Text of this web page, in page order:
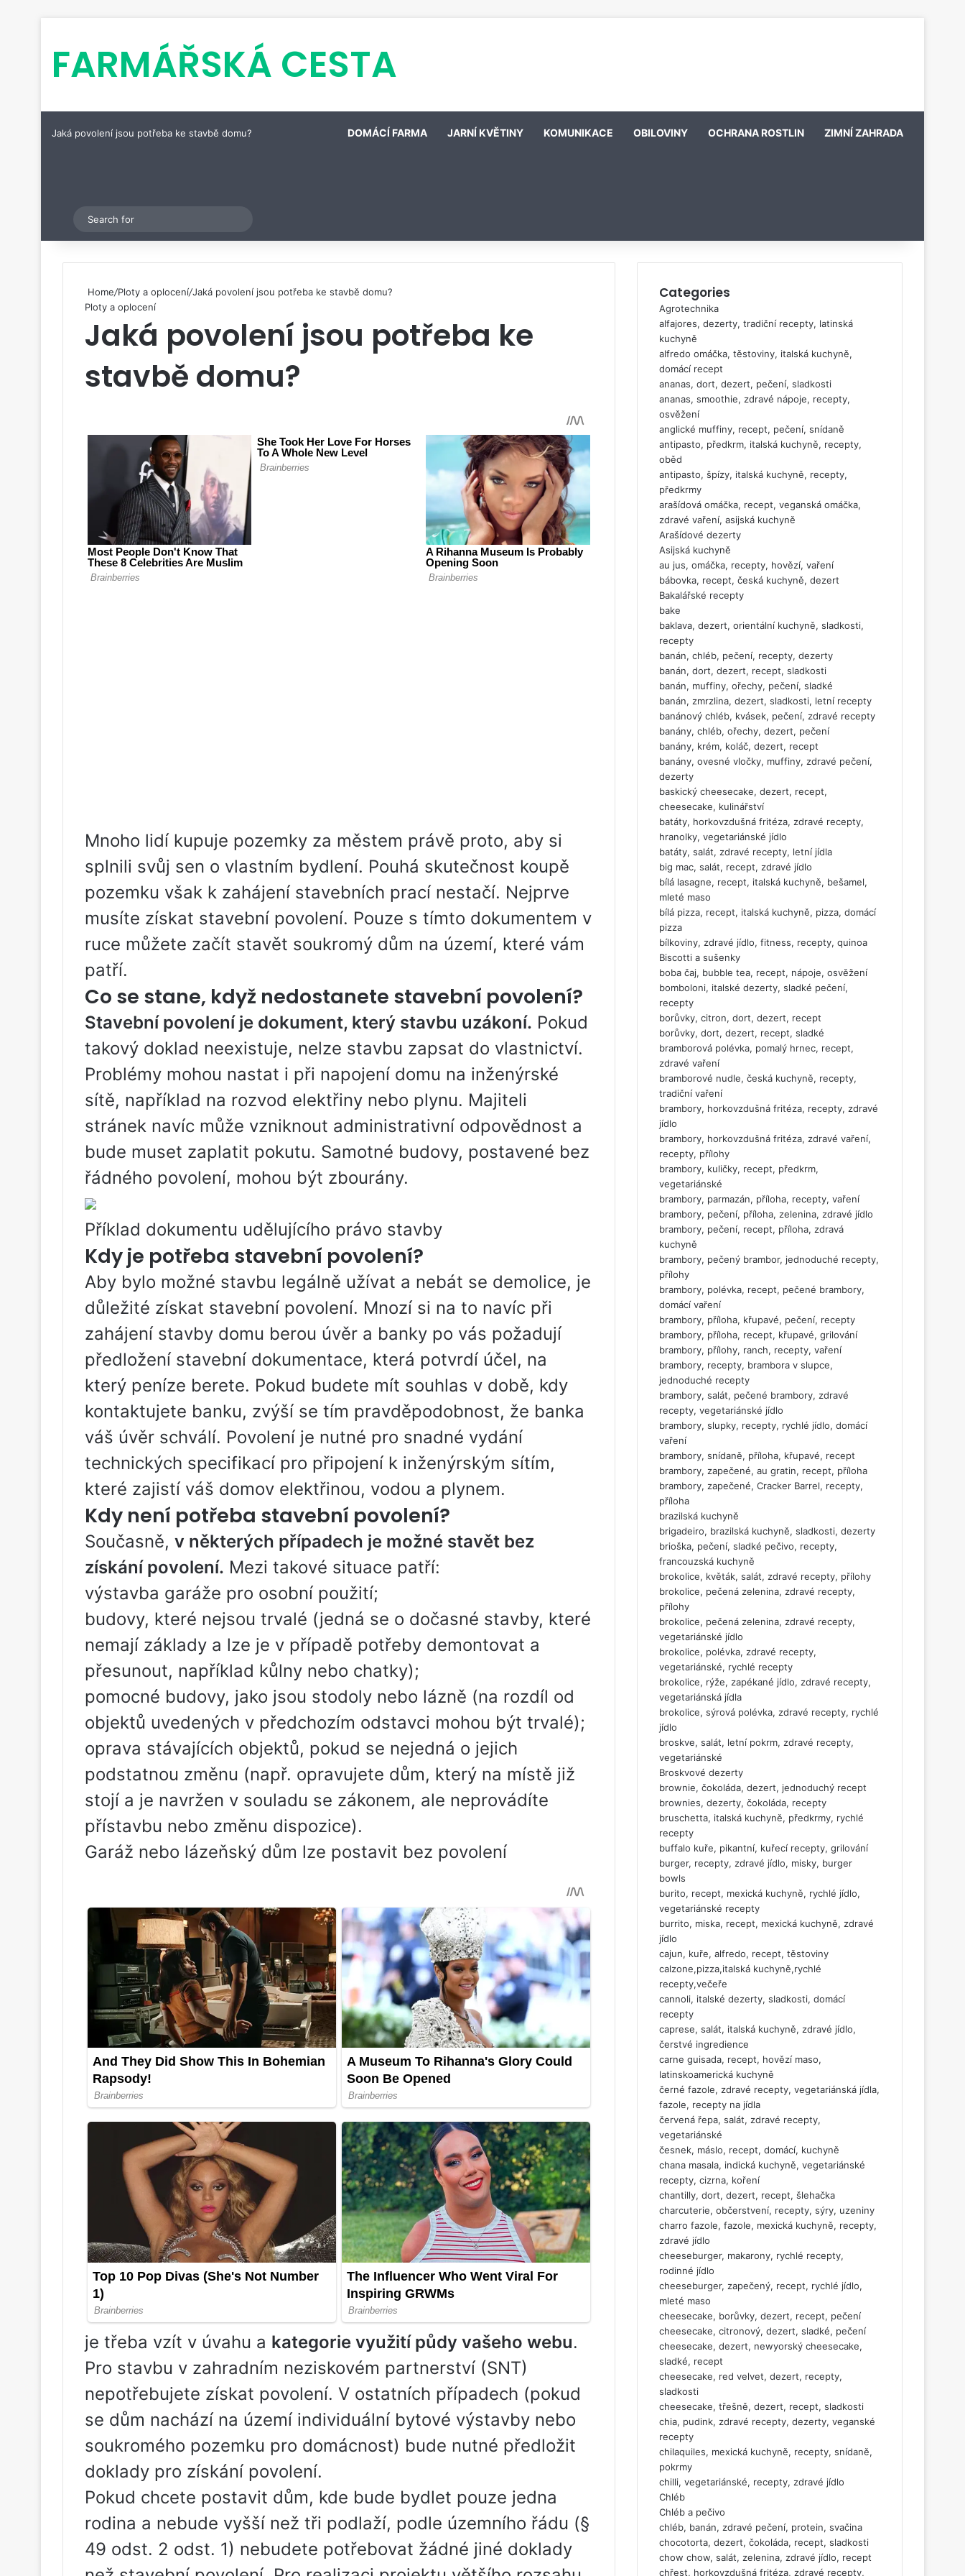
FARMÁŘSKÁ CESTA
Jaká povolení jsou potřeba ke stavbě domu? DOMÁCÍ FARMA JARNÍ KVĚTINY KOMUNIKACE OBILOVINY OCHRANA ROSTLIN ZIMNÍ ZAHRADA
Switch skin
for
Home/Ploty a oplocení/Jaká povolení jsou potřeba ke stavbě domu?
Ploty a oplocení
Jaká povolení jsou potřeba ke
stavbě domu?
Mnoho lidí kupuje pozemky za městem právě proto, aby si
splnili svůj sen o vlastním bydlení. Pouhá skutečnost koupě
pozemku však k zahájení stavebních prací nestačí. Nejprve
musíte získat stavební povolení. Pouze s tímto dokumentem v
ruce můžete začít stavět soukromý dům na území, které vám
patří.
Co se stane, když nedostanete stavební povolení?
Stavební povolení je dokument, který stavbu uzákoní. Pokud
takový doklad neexistuje, nelze stavbu zapsat do vlastnictví.
Problémy mohou nastat i při napojení domu na inženýrské
sítě, například na rozvod elektřiny nebo plynu. Majiteli
stránek navíc může vzniknout administrativní odpovědnost a
bude muset zaplatit pokutu. Samotné budovy, postavené bez
řádného povolení, mohou být zbourány.
Příklad dokumentu udělujícího právo stavby
Kdy je potřeba stavební povolení?
Aby bylo možné stavbu legálně užívat a nebát se demolice, je
důležité získat stavební povolení. Mnozí si na to navíc při
zahájení stavby domu berou úvěr a banky po vás požadují
předložení stavební dokumentace, která potvrdí účel, na
který peníze berete. Pokud budete mít souhlas v době, kdy
kontaktujete banku, zvýší se tím pravděpodobnost, že banka
váš úvěr schválí. Povolení je nutné pro snadné vydání
technických specifikací pro připojení k inženýrským sítím,
které zajistí váš domov elektřinou, vodou a plynem.
Kdy není potřeba stavební povolení?
Současně, v některých případech je možné stavět bez
získání povolení. Mezi takové situace patří:
výstavba garáže pro osobní použití;
budovy, které nejsou trvalé (jedná se o dočasné stavby, které
nemají základy a lze je v případě potřeby demontovat a
přesunout, například kůlny nebo chatky);
pomocné budovy, jako jsou stodoly nebo lázně (na rozdíl od
objektů uvedených v předchozím odstavci mohou být trvalé);
oprava stávajících objektů, pokud se nejedná o jejich
podstatnou změnu (např. opravujete dům, který na místě již
stojí a je navržen v souladu se zákonem, ale neprovádíte
přístavbu nebo změnu dispozice).
Garáž nebo lázeňský dům lze postavit bez povolení
je třeba vzít v úvahu a kategorie využití půdy vašeho webu.
Pro stavbu v zahradním neziskovém partnerství (SNT)
nepotřebujete získat povolení. V ostatních případech (pokud
se dům nachází na území individuální bytové výstavby nebo
soukromého pozemku pro domácnost) bude nutné předložit
doklady pro získání povolení.
Pokud chcete postavit dům, kde bude bydlet pouze jedna
rodina a nebude vyšší než tři podlaží, podle územního řádu (§
49 odst. 2 odst. 1) nebudete potřebovat žádné jiné doklady
Categories
Agrotechnika
alfajores, dezerty, tradiční recepty, latinská
kuchyně
alfredo omáčka, těstoviny, italská kuchyně,
domácí recept
ananas, dort, dezert, pečení, sladkosti
ananas, smoothie, zdravé nápoje, recepty,
osvěžení
anglické muffiny, recept, pečení, snídaně
antipasto, předkrm, italská kuchyně, recepty,
oběd
antipasto, špízy, italská kuchyně, recepty,
předkrmy
arašídová omáčka, recept, veganská omáčka,
zdravé vaření, asijská kuchyně
Arašídové dezerty
Asijská kuchyně
au jus, omáčka, recepty, hovězí, vaření
bábovka, recept, česká kuchyně, dezert
Bakalářské recepty
bake
baklava, dezert, orientální kuchyně, sladkosti,
recepty
banán, chléb, pečení, recepty, dezerty
banán, dort, dezert, recept, sladkosti
banán, muffiny, ořechy, pečení, sladké
banán, zmrzlina, dezert, sladkosti, letní recepty
banánový chléb, kvásek, pečení, zdravé recepty
banány, chléb, ořechy, dezert, pečení
banány, krém, koláč, dezert, recept
banány, ovesné vločky, muffiny, zdravé pečení,
dezerty
baskický cheesecake, dezert, recept,
cheesecake, kulinářství
batáty, horkovzdušná fritéza, zdravé recepty,
hranolky, vegetariánské jídlo
batáty, salát, zdravé recepty, letní jídla
big mac, salát, recept, zdravé jídlo
bílá lasagne, recept, italská kuchyně, bešamel,
mleté maso
bílá pizza, recept, italská kuchyně, pizza, domácí
pizza
bílkoviny, zdravé jídlo, fitness, recepty, quinoa
Biscotti a sušenky
boba čaj, bubble tea, recept, nápoje, osvěžení
bomboloni, italské dezerty, sladké pečení,
recepty
borůvky, citron, dort, dezert, recept
borůvky, dort, dezert, recept, sladké
bramborová polévka, pomalý hrnec, recept,
zdravé vaření
bramborové nudle, česká kuchyně, recepty,
tradiční vaření
brambory, horkovzdušná fritéza, recepty, zdravé
jídlo
brambory, horkovzdušná fritéza, zdravé vaření,
recepty, přílohy
brambory, kuličky, recept, předkrm,
vegetariánské
brambory, parmazán, příloha, recepty, vaření
brambory, pečení, příloha, zelenina, zdravé jídlo
brambory, pečení, recept, příloha, zdravá
kuchyně
brambory, pečený brambor, jednoduché recepty,
přílohy
brambory, polévka, recept, pečené brambory,
domácí vaření
brambory, příloha, křupavé, pečení, recepty
brambory, příloha, recept, křupavé, grilování
brambory, přílohy, ranch, recepty, vaření
brambory, recepty, brambora v slupce,
jednoduché recepty
brambory, salát, pečené brambory, zdravé
recepty, vegetariánské jídlo
brambory, slupky, recepty, rychlé jídlo, domácí
vaření
brambory, snídaně, příloha, křupavé, recept
brambory, zapečené, au gratin, recept, příloha
brambory, zapečené, Cracker Barrel, recepty,
příloha
brazilská kuchyně
brigadeiro, brazilská kuchyně, sladkosti, dezerty
brioška, pečení, sladké pečivo, recepty,
francouzská kuchyně
brokolice, květák, salát, zdravé recepty, přílohy
brokolice, pečená zelenina, zdravé recepty,
přílohy
brokolice, pečená zelenina, zdravé recepty,
vegetariánské jídlo
brokolice, polévka, zdravé recepty,
vegetariánské, rychlé recepty
brokolice, rýže, zapékané jídlo, zdravé recepty,
vegetariánská jídla
brokolice, sýrová polévka, zdravé recepty, rychlé
jídlo
broskve, salát, letní pokrm, zdravé recepty,
vegetariánské
Broskvové dezerty
brownie, čokoláda, dezert, jednoduchý recept
brownies, dezerty, čokoláda, recepty
bruschetta, italská kuchyně, předkrmy, rychlé
recepty
buffalo kuře, pikantní, kuřecí recepty, grilování
burger, recepty, zdravé jídlo, misky, burger
bowls
burito, recept, mexická kuchyně, rychlé jídlo,
vegetariánské recepty
burrito, miska, recept, mexická kuchyně, zdravé
jídlo
cajun, kuře, alfredo, recept, těstoviny
calzone,pizza,italská kuchyně,rychlé
recepty,večeře
cannoli, italské dezerty, sladkosti, domácí
recepty
caprese, salát, italská kuchyně, zdravé jídlo,
čerstvé ingredience
carne guisada, recept, hovězí maso,
latinskoamerická kuchyně
černé fazole, zdravé recepty, vegetariánská jídla,
fazole, recepty na jídla
červená řepa, salát, zdravé recepty,
vegetariánské
česnek, máslo, recept, domácí, kuchyně
chana masala, indická kuchyně, vegetariánské
recepty, cizrna, koření
chantilly, dort, dezert, recept, šlehačka
charcuterie, občerstvení, recepty, sýry, uzeniny
charro fazole, fazole, mexická kuchyně, recepty,
zdravé jídlo
cheeseburger, makarony, rychlé recepty,
rodinné jídlo
cheeseburger, zapečený, recept, rychlé jídlo,
mleté maso
cheesecake, borůvky, dezert, recept, pečení
cheesecake, citronový, dezert, sladké, pečení
cheesecake, dezert, newyorský cheesecake,
sladké, recept
cheesecake, red velvet, dezert, recepty,
sladkosti
cheesecake, třešně, dezert, recept, sladkosti
chia, pudink, zdravé recepty, dezerty, veganské
recepty
chilaquiles, mexická kuchyně, recepty, snídaně,
pokrmy
chilli, vegetariánské, recepty, zdravé jídlo
Chléb
Chléb a pečivo
chléb, banán, zdravé pečení, protein, svačina
chocotorta, dezert, čokoláda, recept, sladkosti
chow chow, salát, zelenina, zdravé jídlo, recept
chřest, horkovzdušná fritéza, zdravé recepty,